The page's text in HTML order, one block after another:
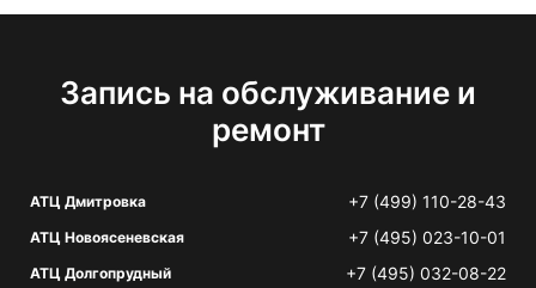
Запись на обслуживание и
ремонт
АТЦ Дмитровка +7 (499) 110-28-43
АТЦ Новоясеневская +7 (495) 023-10-01
АТЦ Долгопрудный +7 (495) 032-08-22